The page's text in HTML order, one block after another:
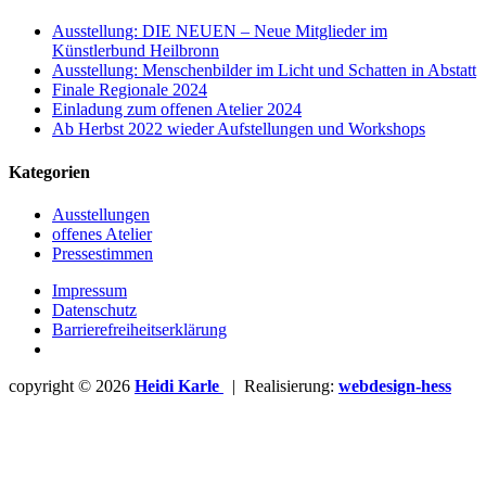
Ausstellung: DIE NEUEN – Neue Mitglieder im
Künstlerbund Heilbronn
Ausstellung: Menschenbilder im Licht und Schatten in Abstatt
Finale Regionale 2024
Einladung zum offenen Atelier 2024
Ab Herbst 2022 wieder Aufstellungen und Workshops
Kategorien
Ausstellungen
offenes Atelier
Pressestimmen
Impressum
Datenschutz
Barrierefreiheitserklärung
copyright © 2026 Heidi Karle | Realisierung: webdesign-hess